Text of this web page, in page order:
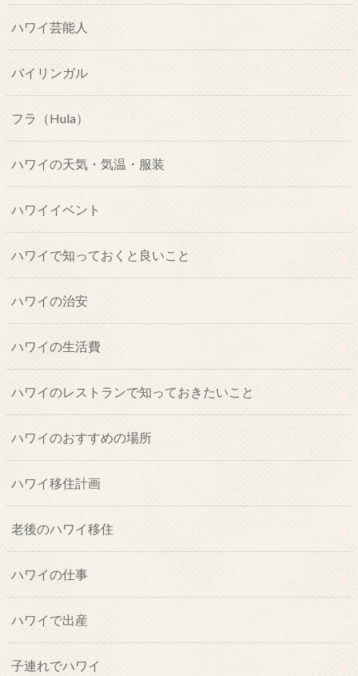
ハワイ芸能人
バイリンガル
フラ（Hula）
ハワイの天気・気温・服装
ハワイイベント
ハワイで知っておくと良いこと
ハワイの治安
ハワイの生活費
ハワイのレストランで知っておきたいこと
ハワイのおすすめの場所
ハワイ移住計画
老後のハワイ移住
ハワイの仕事
ハワイで出産
子連れでハワイ